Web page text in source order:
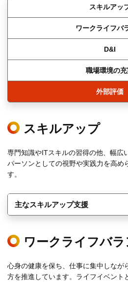
スキルアッ
ワークライフバ
D&I
職場環境の
外部評価
スキルアップ
専門知識やITスキルの習得の他、幅広
パーソンとしての視野や実践力を高め
す。
主なスキルアップ支援
ワークライフバラ
心身の健康を保ち、仕事に集中しなが
方を推進しています。ライフイベント